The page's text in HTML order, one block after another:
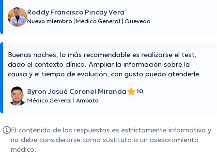
Roddy Francisco Pincay Vera
Nuevo miembro Médico General Quevedo
Buenas noches, lo más recomendable es realizarse el test,
dado el contexto clínico. Ampliar la información sobre la
causa y el tiempo de evolución, con gusto puedo atenderle
Byron Josué Coronel Miranda
10
Médico General
Ambato
El contenido de las respuestas es estrictamente informativo y
no debe considerarse como sustituto a un asesoramiento
médico.